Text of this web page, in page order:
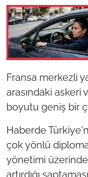
Fransa merkezli
arasındaki askeri
boyutu geniş bir
Haberde
çok yönlü
yönetimi
artırdığı